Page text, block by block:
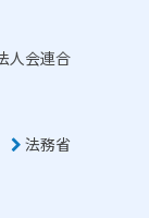
人会連合
法務省